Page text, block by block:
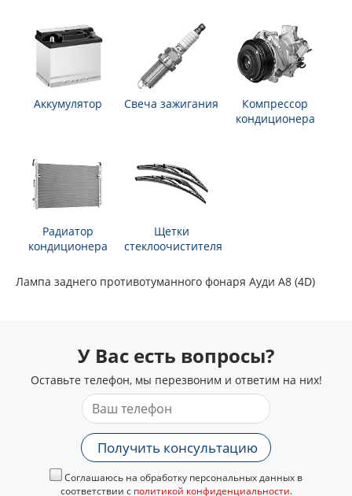
Аккумулятор Свеча зажигания
Компрессор
кондиционера
Радиатор
кондиционера
Щетки
стеклоочистителя
Лампа заднего противотуманного фонаря Ауди А8 (4D)
У Вас есть вопросы?
Оставьте телефон, мы перезвоним и ответим на них!
Получить консультацию
Соглашаюсь на обработку персональных данных в
соответствии с политикой конфиденциальности.